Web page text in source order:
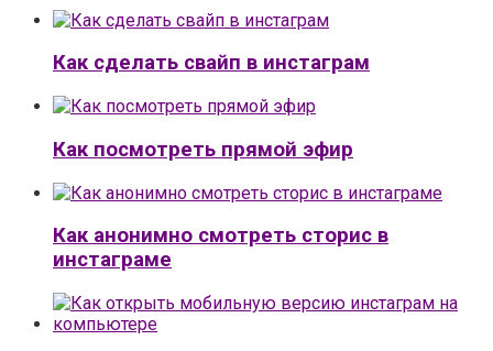
Как сделать свайп в инстаграм
Как посмотреть прямой эфир
Как анонимно смотреть сторис в
инстаграме